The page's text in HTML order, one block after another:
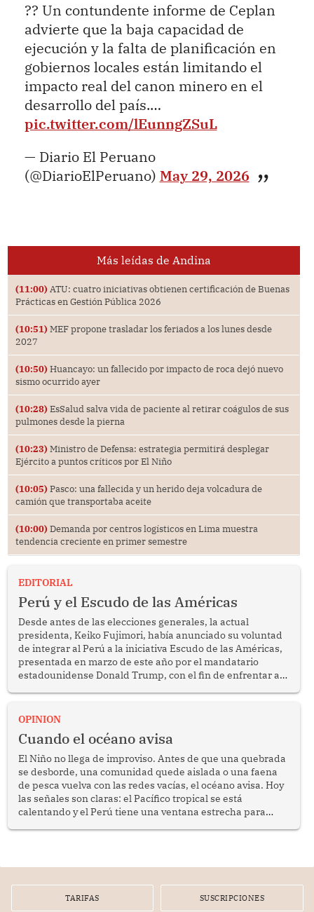
?? Un contundente informe de Ceplan
advierte que la baja capacidad de
ejecución y la falta de planificación en
gobiernos locales están limitando el
impacto real del canon minero en el
desarrollo del país.…
pic.twitter.com/lEunngZSuL
— Diario El Peruano
(@DiarioElPeruano) May 29, 2026
Más leídas de Andina
(11:00) ATU: cuatro iniciativas obtienen certificación de Buenas
Prácticas en Gestión Pública 2026
(10:51) MEF propone trasladar los feriados a los lunes desde
2027
(10:50) Huancayo: un fallecido por impacto de roca dejó nuevo
sismo ocurrido ayer
(10:28) EsSalud salva vida de paciente al retirar coágulos de sus
pulmones desde la pierna
(10:23) Ministro de Defensa: estrategia permitirá desplegar
Ejército a puntos críticos por El Niño
(10:05) Pasco: una fallecida y un herido deja volcadura de
camión que transportaba aceite
(10:00) Demanda por centros logísticos en Lima muestra
tendencia creciente en primer semestre
EDITORIAL
Perú y el Escudo de las Américas
Desde antes de las elecciones generales, la actual
presidenta, Keiko Fujimori, había anunciado su voluntad
de integrar al Perú a la iniciativa Escudo de las Américas,
presentada en marzo de este año por el mandatario
estadounidense Donald Trump, con el fin de enfrentar al
OPINION
Cuando el océano avisa
El Niño no llega de improviso. Antes de que una quebrada
se desborde, una comunidad quede aislada o una faena
de pesca vuelva con las redes vacías, el océano avisa. Hoy
las señales son claras: el Pacífico tropical se está
calentando y el Perú tiene una ventana estrecha para
TARIFAS SUSCRIPCIONES